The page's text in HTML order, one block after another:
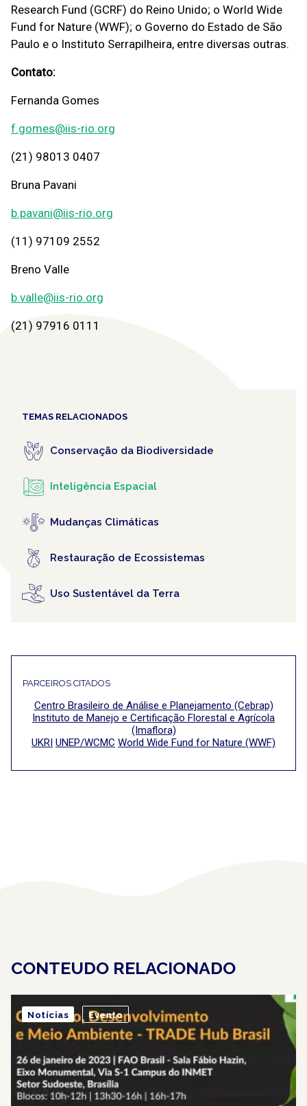
Research Fund (GCRF) do Reino Unido; o World Wide
Fund for Nature (WWF); o Governo do Estado de São
Paulo e o Instituto Serrapilheira, entre diversas outras.
Contato:
Fernanda Gomes
f.gomes@iis-rio.org
(21) 98013 0407
Bruna Pavani
b.pavani@iis-rio.org
(11) 97109 2552
Breno Valle
b.valle@iis-rio.org
(21) 97916 0111
TEMAS RELACIONADOS
Conservação da Biodiversidade
Inteligência Espacial
Mudanças Climáticas
Restauração de Ecossistemas
Uso Sustentável da Terra
PARCEIROS CITADOS
Centro Brasileiro de Análise e Planejamento (Cebrap)
Instituto de Manejo e Certificação Florestal e Agrícola
(Imaflora)
UKRI UNEP/WCMC World Wide Fund for Nature (WWF)
CONTEUDO RELACIONADO
Notícias Evento